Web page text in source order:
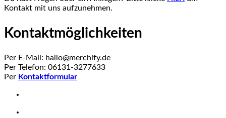
Kontakt mit uns aufzunehmen.
Kontaktmöglichkeiten
Per E-Mail: hallo@merchify.de
Per Telefon: 06131-3277633
Per Kontaktformular